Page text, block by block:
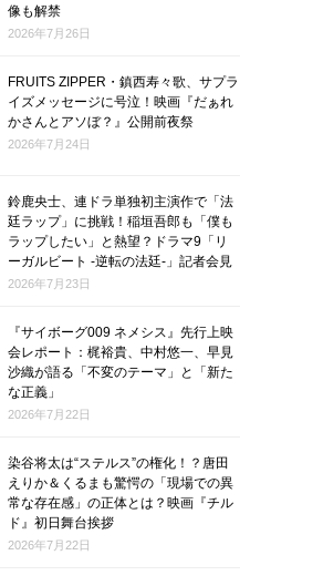
像も解禁
2026年7月26日
FRUITS ZIPPER・鎮西寿々歌、サプラ
イズメッセージに号泣！映画『だぁれ
かさんとアソぼ？』公開前夜祭
2026年7月24日
鈴鹿央士、連ドラ単独初主演作で「法
廷ラップ」に挑戦！稲垣吾郎も「僕も
ラップしたい」と熱望？ドラマ9「リ
ーガルビート -逆転の法廷-」記者会見
2026年7月23日
『サイボーグ009 ネメシス』先行上映
会レポート：梶裕貴、中村悠一、早見
沙織が語る「不変のテーマ」と「新た
な正義」
2026年7月22日
染谷将太は“ステルス”の権化！？唐田
えりか＆くるまも驚愕の「現場での異
常な存在感」の正体とは？映画『チル
ド』初日舞台挨拶
2026年7月22日